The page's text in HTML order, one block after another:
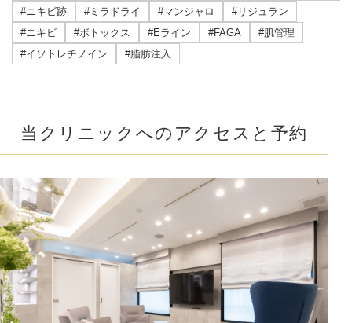
#ニキビ跡
#ミラドライ #マンジャロ
#リジュラン
#ニキビ
#ボトックス #Eライン #FAGA
#肌管理
#イソトレチノイン
#脂肪注入
当クリニックへのアクセスと予約